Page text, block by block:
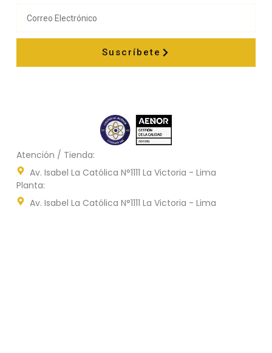
Atención / Tienda:
Av. Isabel La Católica N°1111 La Victoria - Lima
Planta:
Av. Isabel La Católica N°1111 La Victoria - Lima
Suscríbete